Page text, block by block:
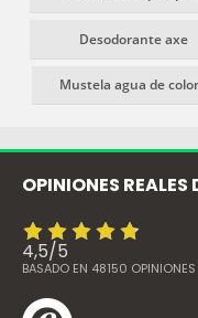
Desodorante axe
Mustela agua de
OPINIONES REALES
4,5/5
BASADO EN 48150 OPINIONES